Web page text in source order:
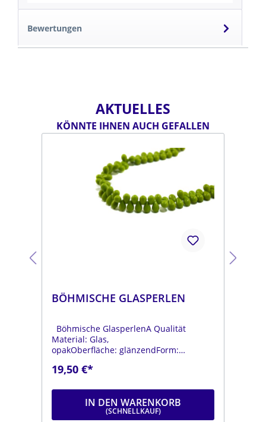
Bewertungen
AKTUELLES
KÖNNTE IHNEN AUCH GEFALLEN
BÖHMISCHE GLASPERLEN
Böhmische GlasperlenA Qualität
Material: Glas,
opakOberfläche: glänzendForm:
moosgrünDurchmesser: ca. 6 mmLänge:
19,50 €*
IN DEN WARENKORB